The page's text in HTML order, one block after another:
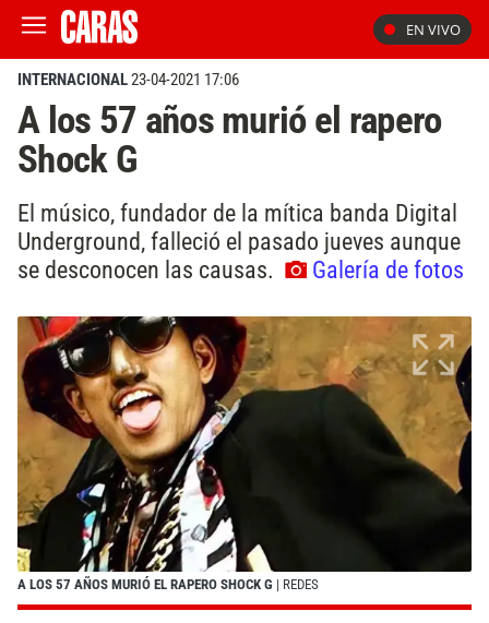
EN VIVO
INTERNACIONAL23-04-2021 17:06
A los 57 años murió el rapero
Shock G
El músico, fundador de la mítica banda Digital
Underground, falleció el pasado jueves aunque
se desconocen las causas.
Galería de fotos
A LOS 57 AÑOS MURIÓ EL RAPERO SHOCK G | REDES